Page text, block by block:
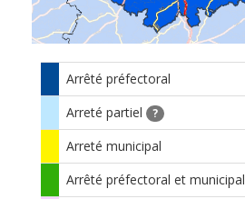
Arrêté préfectoral
Arreté partiel
?
Arreté municipal
Arrêté préfectoral et municipal